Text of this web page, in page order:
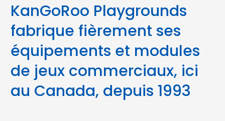
KanGoRoo Playgrounds
fabrique fièrement ses
équipements et modules
de jeux commerciaux, ici
au Canada, depuis 1993